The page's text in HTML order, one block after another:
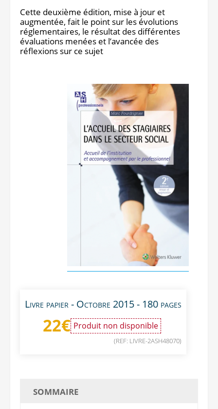
Cette deuxième édition, mise à jour et
augmentée, fait le point sur les évolutions
réglementaires, le résultat des différentes
évaluations menées et l’avancée des
réflexions sur ce sujet
Livre papier - Octobre 2015 - 180 pages
22€ Produit non disponible
(REF: LIVRE-2ASH48070)
SOMMAIRE